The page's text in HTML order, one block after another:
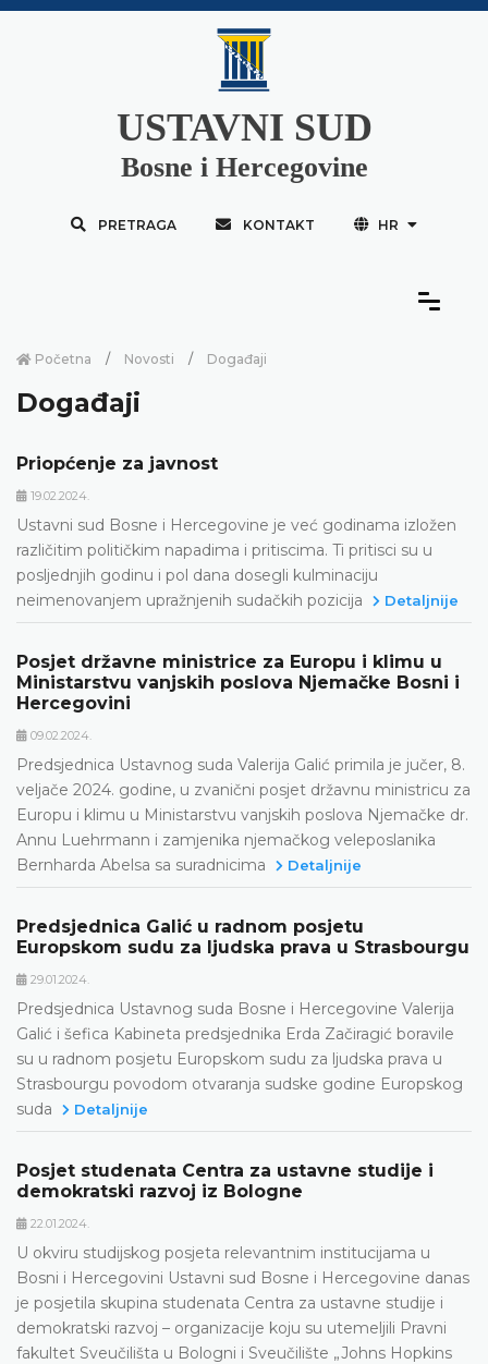
USTAVNI SUD
Bosne i Hercegovine
PRETRAGA KONTAKT HR
Početna Novosti Događaji
Događaji
Priopćenje za javnost
19.02.2024.
Ustavni sud Bosne i Hercegovine je već godinama izložen
različitim političkim napadima i pritiscima. Ti pritisci su u
posljednjih godinu i pol dana dosegli kulminaciju
neimenovanjem upražnjenih sudačkih pozicija
Detaljnije
Posjet državne ministrice za Europu i klimu u
Ministarstvu vanjskih poslova Njemačke Bosni i
Hercegovini
09.02.2024.
Predsjednica Ustavnog suda Valerija Galić primila je jučer, 8.
veljače 2024. godine, u zvanični posjet državnu ministricu za
Europu i klimu u Ministarstvu vanjskih poslova Njemačke dr.
Annu Luehrmann i zamjenika njemačkog veleposlanika
Bernharda Abelsa sa suradnicima
Detaljnije
Predsjednica Galić u radnom posjetu
Europskom sudu za ljudska prava u Strasbourgu
29.01.2024.
Predsjednica Ustavnog suda Bosne i Hercegovine Valerija
Galić i šefica Kabineta predsjednika Erda Začiragić boravile
su u radnom posjetu Europskom sudu za ljudska prava u
Strasbourgu povodom otvaranja sudske godine Europskog
suda
Detaljnije
Posjet studenata Centra za ustavne studije i
demokratski razvoj iz Bologne
22.01.2024.
U okviru studijskog posjeta relevantnim institucijama u
Bosni i Hercegovini Ustavni sud Bosne i Hercegovine danas
je posjetila skupina studenata Centra za ustavne studije i
demokratski razvoj – organizacije koju su utemeljili Pravni
fakultet Sveučilišta u Bologni i Sveučilište „Johns Hopkins